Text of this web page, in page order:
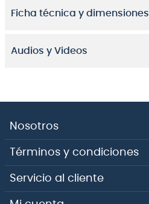
Ficha técnica y dimensiones
Audios y Videos
Nosotros
Términos y condiciones
Servicio al cliente